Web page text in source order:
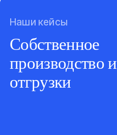
Наши кейсы
Собственное
производство и
отгрузки